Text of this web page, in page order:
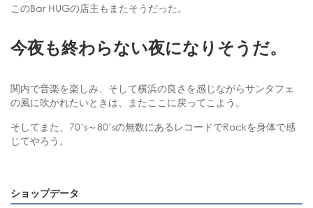
このBar HUGの店主もまたそうだった。
今夜も終わらない夜になりそうだ。
関内で音楽を楽しみ、そして横浜の良さを感じながらサンタフェ
の風に吹かれたいときは、またここに戻ってこよう。
そしてまた、70’s～80’sの無数にあるレコードでRockを身体で感
じてやろう。
ショップデータ